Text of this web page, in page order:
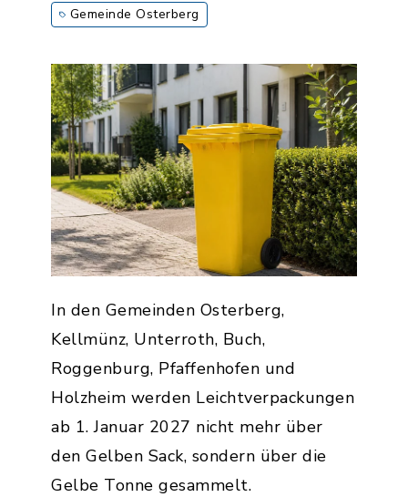
Gemeinde Osterberg
In den Gemeinden Osterberg,
Kellmünz, Unterroth, Buch,
Roggenburg, Pfaffenhofen und
Holzheim werden Leichtverpackungen
ab 1. Januar 2027 nicht mehr über
den Gelben Sack, sondern über die
Gelbe Tonne gesammelt.